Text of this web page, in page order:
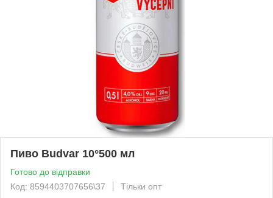
Пиво Budvar 10°500 мл
Готово до відправки
Код: 8594403707656\37
Тільки опт